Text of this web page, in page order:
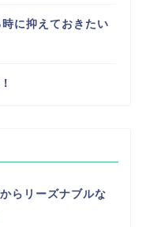
に抑えておきたい
らリーズナブルな